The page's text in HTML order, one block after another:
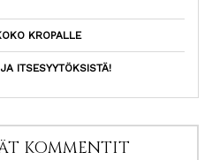
KROPALLE
ITSESYYTÖKSISTÄ!
KOMMENTIT